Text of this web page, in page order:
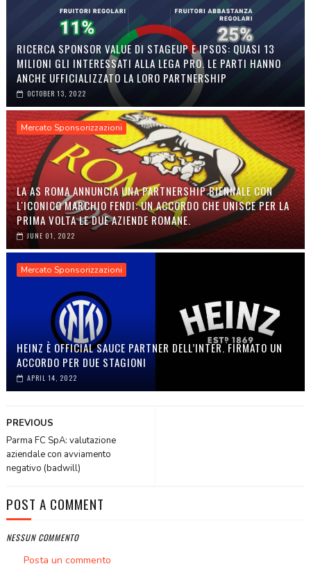
RICERCA SPONSOR VALUE DI STAGEUP E IPSOS: QUASI 13
MILIONI GLI INTERESSATI ALLA LEGA PRO. LE PARTI HANNO
ANCHE UFFICIALIZZATO LA LORO PARTNERSHIP
OCTOBER 13, 2022
Mercato Sponsorizzazioni
LA AS ROMA ANNUNCIA UNA PARTNERSHIP BIENNALE CON
L'ICONICO MARCHIO FENDI: UN ACCORDO CHE UNISCE PER LA
PRIMA VOLTA LE DUE AZIENDE ROMANE.
JUNE 01, 2022
Mercato Sponsorizzazioni
HEINZ È OFFICIAL SAUCE PARTNER DELL’INTER. FIRMATO UN
ACCORDO PER DUE STAGIONI
APRIL 14, 2022
PREVIOUS
Parma FC SpA: valutazione
aziendale con avviamento
negativo (badwill)
POST A COMMENT
NESSUN COMMENTO
Posta un commento